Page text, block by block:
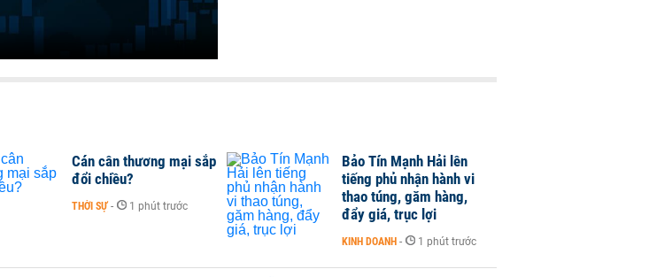
Cán cân thương mại sắp
đổi chiều?
THỜI SỰ - 1 phút trước
Bảo Tín Mạnh Hải lên
tiếng phủ nhận hành vi
thao túng, găm hàng,
đẩy giá, trục lợi
KINH DOANH - 1 phút trước